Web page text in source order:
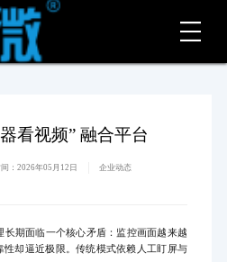
看视频” 融合平台
： 2026年05月12日 企业动态
长期面临一个核心矛盾：监控画面越来越
性却逼近极限。传统模式依赖人工盯屏与